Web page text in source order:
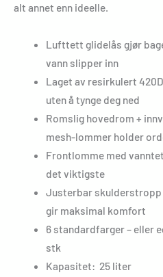
alt annet enn ideelle.
Lufttett glidelås gjør
vann slipper inn
Laget av resirkulert
uten å tynge deg ned
Romslig hovedrom +
mesh-lommer holder
Frontlomme med
det viktigste
Justerbar skulderstropp
gir maksimal komfort
6 standardfarger – eller
stk
Kapasitet: 25 liter